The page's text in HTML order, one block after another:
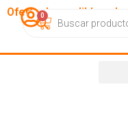
OfertasImperdibles.cl
Catálogo
0